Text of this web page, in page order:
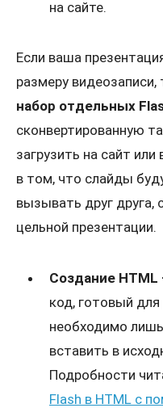
на сайте.
Если ваша
размеру
набор отдельных
сконвертированную
загрузить на сайт или
в том, что слайды
вызывать друг друга,
цельной презентации.
Создание HTML
код, готовый
необходимо
вставить в
Подробности
Flash в HTML с